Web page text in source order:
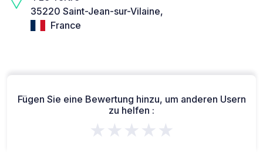
35220 Saint-Jean-sur-Vilaine,
France
Fügen Sie eine Bewertung hinzu, um anderen Usern
zu helfen :
★★★★★